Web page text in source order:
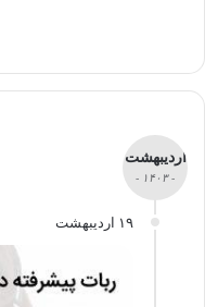
اردیبهشت
- ۱۴۰۳ -
۱۹ اردیبهشت